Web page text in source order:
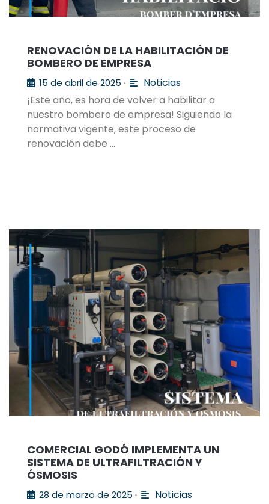
RENOVACIÓN DE LA HABILITACIÓN DE
BOMBERO DE EMPRESA
15 de abril de 2025 •
Noticias
¡Este año, es hora de volver a habilitar a
nuestro bombero de empresa! Siguiendo la
normativa vigente, este proceso de
renovación debe …
COMERCIAL GODÓ IMPLEMENTA UN
SISTEMA DE ULTRAFILTRACIÓN Y
ÓSMOSIS
28 de marzo de 2025 •
Noticias